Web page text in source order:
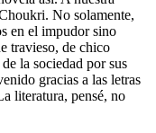
No solamente,
en el impudor sino
travieso, de chico
la sociedad por sus
gracias a las letras
literatura, pensé, no